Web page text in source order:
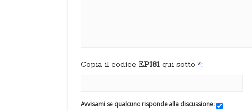
Copia il codice EP181 qui sotto *:
Avvisami se qualcuno risponde alla discussione: